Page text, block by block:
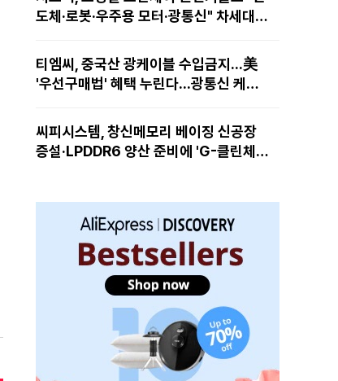
도체·로봇·우주용 모터·광통신" 차세대
티엠씨, 중국산 광케이블 수입금지...美
'우선구매법' 혜택 누린다...광통신 케이
씨피시스템, 창신메모리 베이징 신공장
증설·LPDDR6 양산 준비에 'G-클린체